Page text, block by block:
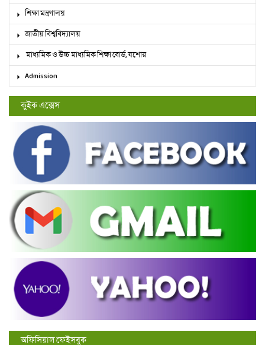
শিক্ষা মন্ত্রণালয়
জাতীয় বিশ্ববিদ্যালয়
মাধ্যমিক ও উচ্চ মাধ্যমিক শিক্ষা বোর্ড, যশোর
Admission
কুইক এক্সেস
অফিসিয়াল ফেইসবুক